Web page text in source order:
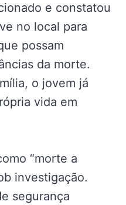
e constatou
no local para
possam
da morte.
o jovem já
vida em
“morte a
investigação.
segurança